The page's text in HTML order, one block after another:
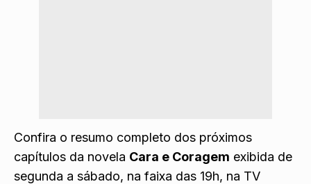
Confira o resumo completo dos próximos
capítulos da novela Cara e Coragem exibida de
segunda a sábado, na faixa das 19h, na TV